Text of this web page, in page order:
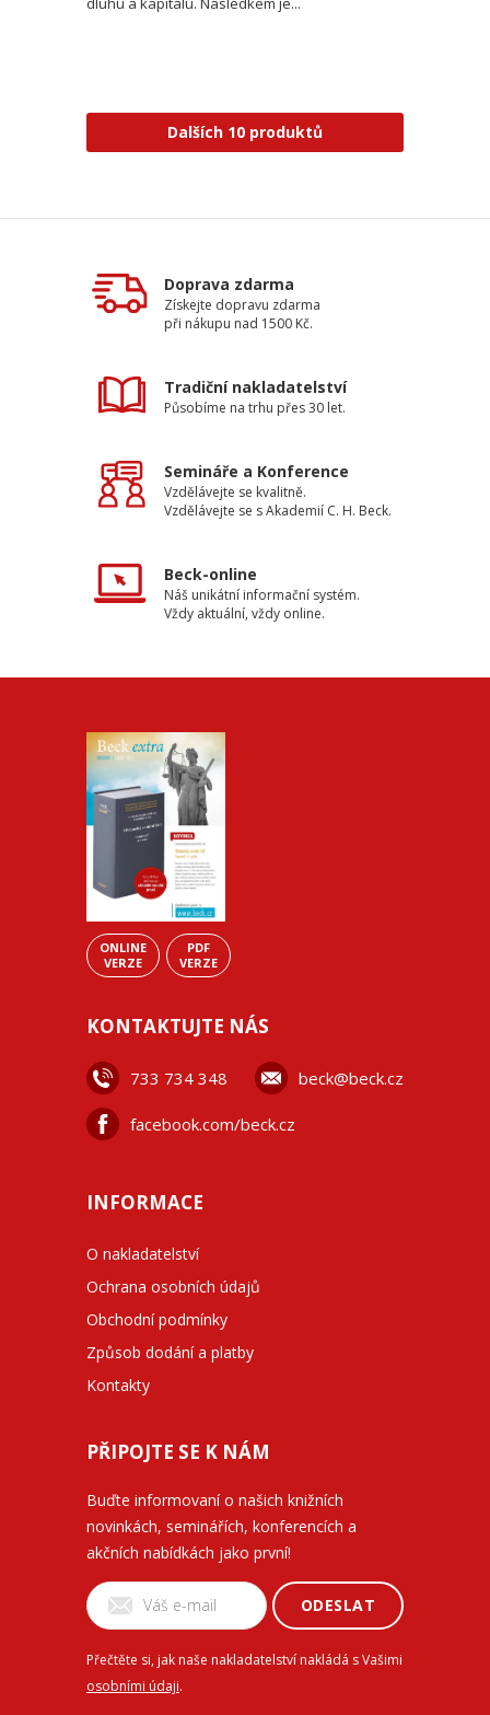
Dalších 10 produktů
Doprava zdarma
Získejte dopravu zdarma
při nákupu nad 1500 Kč.
Tradiční nakladatelství
Působíme na trhu přes 30 let.
Semináře a Konference
Vzdělávejte se kvalitně.
Vzdělávejte se s Akademií C. H. Beck.
Beck-online
Náš unikátní informační systém.
Vždy aktuální, vždy online.
ONLINE
VERZE
PDF
VERZE
KONTAKTUJTE NÁS
733 734 348 beck@beck.cz
facebook.com/beck.cz
INFORMACE
O nakladatelství
Ochrana osobních údajů
Obchodní podmínky
Způsob dodání a platby
Kontakty
PŘIPOJTE SE K NÁM
Buďte informovaní o našich knižních
novinkách, seminářích, konferencích a
akčních nabídkách jako první!
ODESLAT
Přečtěte si, jak naše nakladatelství nakládá s Vašimi
osobními údaji.